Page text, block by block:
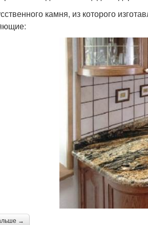
камня, из которого
→